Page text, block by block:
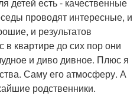
детей есть - качественные
проводят интересные, и
и результатов
в квартире до сих пор они
и диво дивное. Плюс я
Саму его атмосферу. А
родственники.